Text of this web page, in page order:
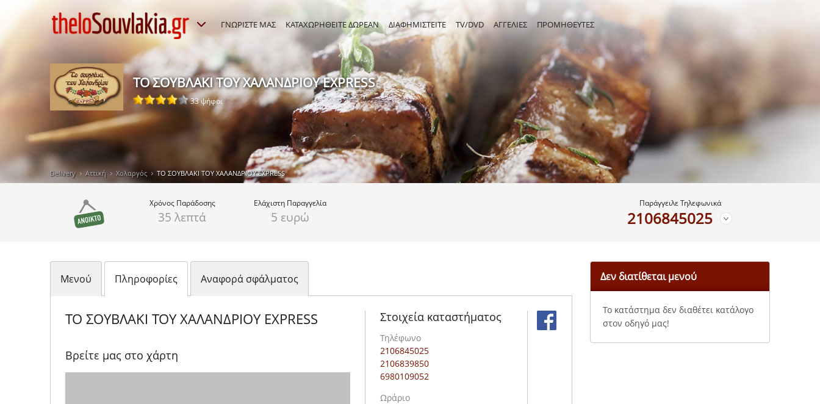
ΓΝΩΡΙΣΤΕ ΜΑΣ ΚΑΤΑΧΩΡΗΘΕΙΤΕ ΔΩΡΕΑΝ ΔΙΑΦΗΜΙΣΤΕΙΤΕ TV/DVD ΑΓΓΕΛΙΕΣ ΠΡΟΜΗΘΕΥΤΕΣ
ΤΟ ΣΟΥΒΛΑΚΙ ΤΟΥ ΧΑΛΑΝΔΡΙΟΥ EXPRESS
33 ψήφοι
Delivery Αττική Χολαργός ΤΟ ΣΟΥΒΛΑΚΙ ΤΟΥ ΧΑΛΑΝΔΡΙΟΥ EXPRESS
Χρόνος Παράδοσης
35 λεπτά
Ελάχιστη Παραγγελία
5 ευρώ
Παράγγειλε Τηλεφωνικά
2106845025
Μενού Πληροφορίες Αναφορά σφάλματος
Στοιχεία καταστήματος
Τηλέφωνο
2106845025
2106839850
6980109052
Ωράριο
ΤΟ ΣΟΥΒΛΑΚΙ ΤΟΥ ΧΑΛΑΝΔΡΙΟΥ EXPRESS
Βρείτε μας στο χάρτη
Δεν διατίθεται μενού
Το κατάστημα δεν διαθέτει κατάλογο
στον οδηγό μας!